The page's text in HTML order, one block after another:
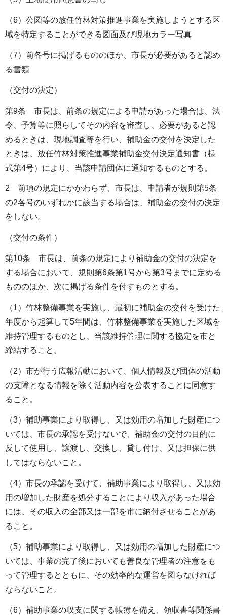
（6）公図等の放任竹林対策推進事業を実施しようとする区
域を特定することができる図面及び現地カラー写真
（7）前各号に掲げるもののほか、市長が必要があると認め
る書類
（交付の決定）
第9条 市長は、前条の規定による申請があった場合は、法
令、予算等に照らしてその内容を審査し、必要があると認
めるときは、現地調査等を行い、補助金の交付を決定した
ときは、放任竹林対策推進事業補助金交付決定通知書（様
式第4号）により、当該申請団体に通知するものとする。
2 前項の規定にかかわらず、市長は、申請者が規則第5条
の2各号のいずれかに該当する場合は、補助金の交付の決定
をしない。
（交付の条件）
第10条 市長は、前条の規定により補助金の交付の決定を
する場合において、規則第6条第1号から第3号までに定める
もののほか、次に掲げる条件を付すものとする。
（1）竹林整備事業を実施し、最初に補助金の交付を受けた
年度から起算して5年間は、竹林整備事業を実施した区域を
維持管理するものとし、当該維持管理に関する協定を市と
締結すること。
（2）市が行う広報活動において、個人情報及び団体の活動
の支障となる情報を除く活動内容を公表することに同意す
ること。
（3）補助事業により取得し、又は効用の増加した財産につ
いては、市長の承認を受けないで、補助金の交付の目的に
反して使用し、譲渡し、交換し、貸し付け、又は担保に供
してはならないこと。
（4）市長の承認を受けて、補助事業により取得し、又は効
用の増加した財産を処分することにより収入があった場合
には、その収入の全部又は一部を市に納付させることがあ
ること。
（5）補助事業により取得し、又は効用の増加した財産につ
いては、事業の完了後においても善良な管理者の注意をも
って管理するとともに、その効率的な運営を図らなければ
ならないこと。
（6）補助事業の収支に関する帳簿を備え、領収書等関係書